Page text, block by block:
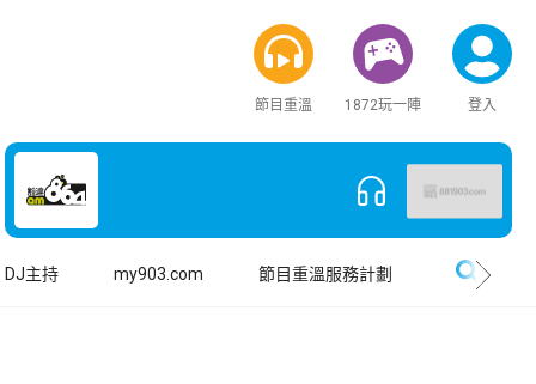
節目重溫 1872玩一陣 登入
DJ主持 my903.com 節目重溫服務計劃